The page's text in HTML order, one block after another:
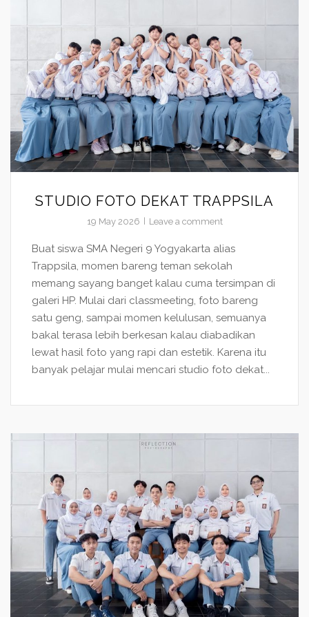
STUDIO FOTO DEKAT TRAPPSILA
19 May 2026 Leave a comment
Buat siswa SMA Negeri 9 Yogyakarta alias
Trappsila, momen bareng teman sekolah
memang sayang banget kalau cuma tersimpan di
galeri HP. Mulai dari classmeeting, foto bareng
satu geng, sampai momen kelulusan, semuanya
bakal terasa lebih berkesan kalau diabadikan
lewat hasil foto yang rapi dan estetik. Karena itu
banyak pelajar mulai mencari studio foto dekat...